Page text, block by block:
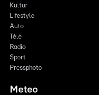
Kultur
Lifestyle
Auto
Télé
Radio
Sport
Pressphoto
Meteo